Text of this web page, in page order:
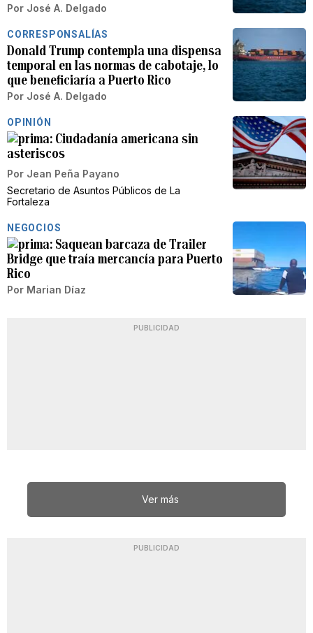
Por José A. Delgado
CORRESPONSALÍAS
Donald Trump contempla una dispensa
temporal en las normas de cabotaje, lo
que beneficiaría a Puerto Rico
Por José A. Delgado
OPINIÓN
Ciudadanía americana sin
asteriscos
Por Jean Peña Payano
Secretario de Asuntos Públicos de La
Fortaleza
NEGOCIOS
Saquean barcaza de Trailer
Bridge que traía mercancía para Puerto
Rico
Por Marian Díaz
PUBLICIDAD
Ver más
PUBLICIDAD